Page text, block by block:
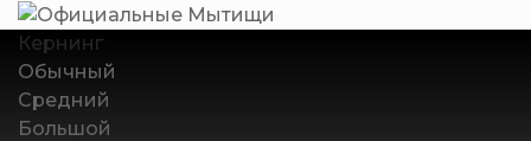
Кернинг
Обычный
Средний
Большой